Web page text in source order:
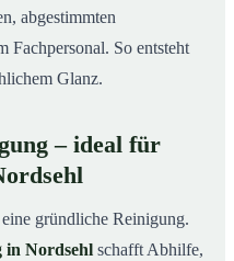
abgestimmten
Fachpersonal. So entsteht
Glanz.
– ideal für
gründliche Reinigung.
in Nordsehl schafft Abhilfe,